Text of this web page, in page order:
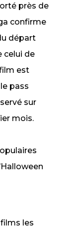
près de
confirme
départ
celui de
est
pass
sur
mois.
les